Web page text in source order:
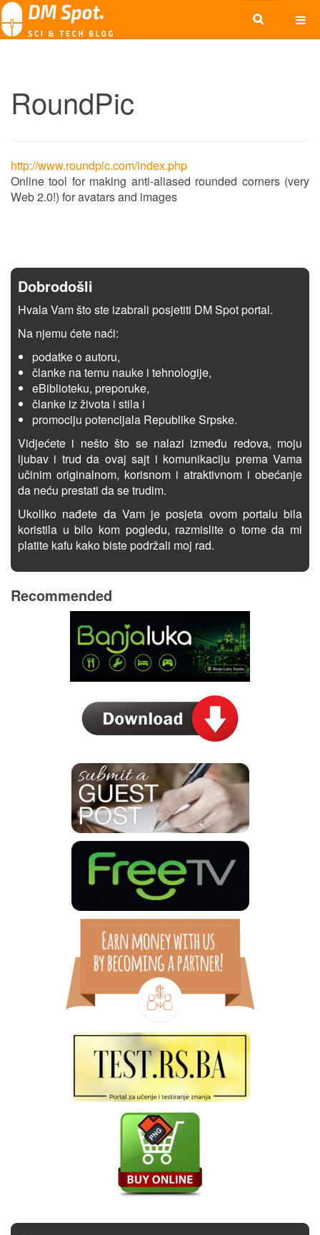
RoundPic
http://www.roundpic.com/index.php
Online tool for making anti-aliased rounded corners (very
Web 2.0!) for avatars and images
Dobrodošli
Hvala Vam što ste izabrali posjetiti DM Spot portal.
Na njemu ćete naći:
podatke o autoru,
članke na temu nauke i tehnologije,
eBiblioteku, preporuke,
članke iz života i stila i
promociju potencijala Republike Srpske.
Vidjećete i nešto što se nalazi između redova, moju
ljubav i trud da ovaj sajt i komunikaciju prema Vama
učinim originalnom, korisnom i atraktivnom i obećanje
da neću prestati da se trudim.
Ukoliko nađete da Vam je posjeta ovom portalu bila
koristila u bilo kom pogledu, razmislite o tome da mi
platite kafu kako biste podržali moj rad.
Recommended